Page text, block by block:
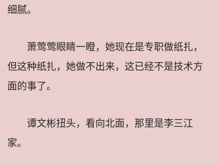
细腻。
萧莺莺眼睛一瞪，她现在是专职做纸扎，
但这种纸扎，她做不出来，这已经不是技术方
面的事了。
谭文彬扭头，看向北面，那里是李三江
家。